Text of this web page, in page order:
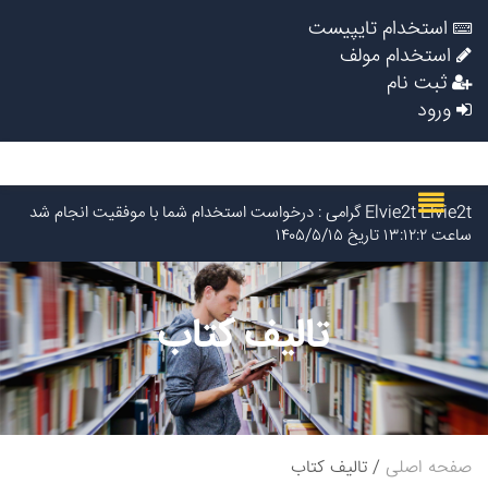
استخدام تایپیست
استخدام مولف
ثبت نام
ورود
Elvie2t Elvie2t گرامی : درخواست استخدام شما با موفقیت انجام شد
ساعت ۱۳:۱۲:۲ تاریخ ۱۴۰۵/۵/۱۵
Shkola onlain_rpmr Shkola onlain_rpmr گرامی : درخواست
استخدام شما با موفقیت انجام شد ساعت ۱۳:۸:۱۶ تاریخ ۱۴۰۵/۵/۱۵
Mejdynarodnie plateji_mbst Mejdynarodnie plateji_mbst
گرامی : درخواست استخدام شما با موفقیت انجام شد ساعت ۱۲:۶:۱۰
تاریخ ۱۴۰۵/۵/۱۵
Shkola onlain_trSl Shkola onlain_trSl گرامی : درخواست
استخدام شما با موفقیت انجام شد ساعت ۶:۲۶:۴۸ تاریخ ۱۴۰۵/۵/۱۵
Mejdynarodnie plateji_busr Mejdynarodnie plateji_busr
گرامی : درخواست استخدام شما با موفقیت انجام شد ساعت ۵:۲۶:۲۸
تاریخ ۱۴۰۵/۵/۱۵
تالیف کتاب
صفحه اصلی تالیف کتاب